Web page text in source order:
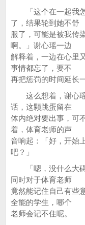
「这个在一起我
了，结果轮到她不舒
服了，可能是被我传
啊。」谢心瑶一边
解释着，一边在心里
事情都忘了，要不
再把惩罚的时间延长
这么想着，谢心瑶
话，这颗跳蛋留在
体内绝对要出事，可
着，体育老师的声
音响起：「好，开始
吧？」
「嗯，没什么大碍
同时对于体育老师
竟然能记住自己有些
全能的学生，哪个
老师会记不住呢。